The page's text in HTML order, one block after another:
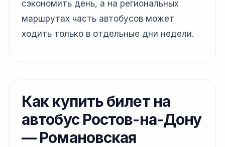
сэкономить день, а на региональных
маршрутах часть автобусов может
ходить только в отдельные дни недели.
Как купить билет на
автобус Ростов-на-Дону
— Романовская